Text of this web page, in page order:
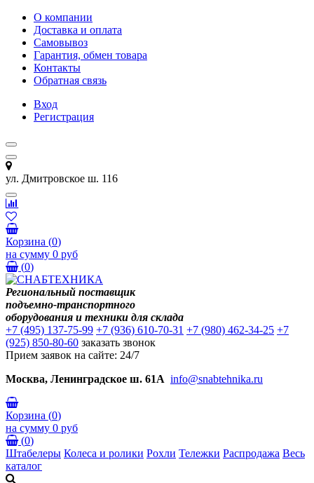
О компании
Доставка и оплата
Самовывоз
Гарантия, обмен товара
Контакты
Обратная связь
Вход
Регистрация
ул. Дмитровское ш. 116
Корзина (0)
на сумму 0 руб
(0)
Региональный поставщик
подъемно-транспортного
оборудования и техники для склада
+7 (495) 137-75-99 +7 (936) 610-70-31 +7 (980) 462-34-25 +7
(925) 850-80-60 заказать звонок
Прием заявок на сайте: 24/7
Москва, Ленинградское ш. 61А info@snabtehnika.ru
Корзина (0)
на сумму 0 руб
(0)
Штабелеры Колеса и ролики Рохли Тележки Распродажа Весь
каталог